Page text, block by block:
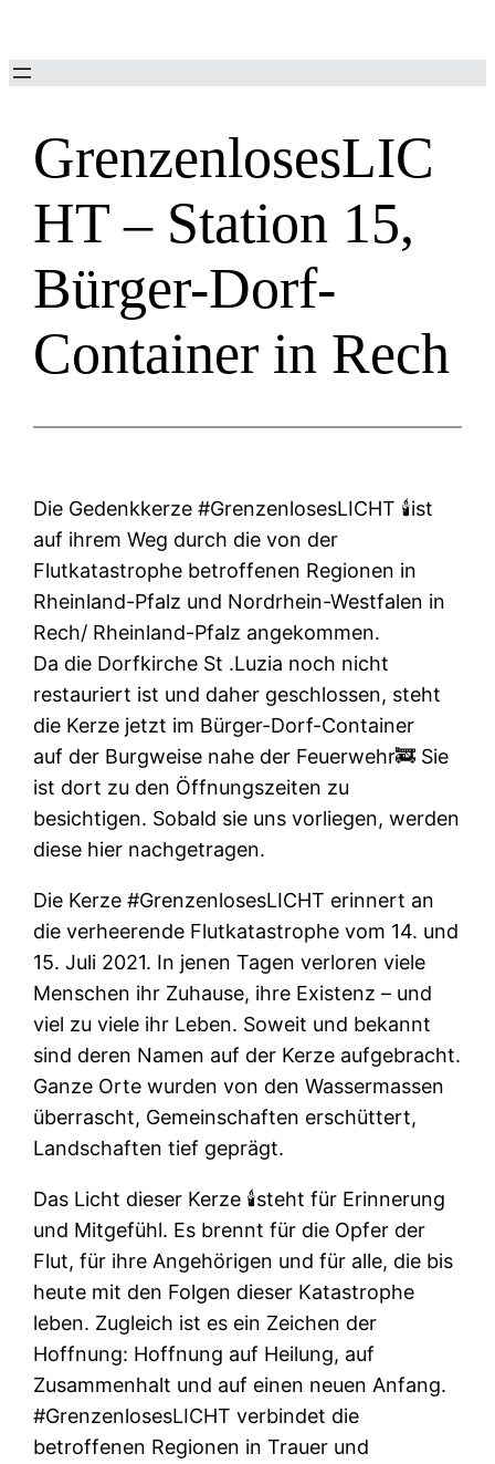
springen
GrenzenlosesLIC
HT – Station 15,
Bürger-Dorf-
Container in Rech
Die Gedenkkerze #GrenzenlosesLICHT 🕯️ist
auf ihrem Weg durch die von der
Flutkatastrophe betroffenen Regionen in
Rheinland-Pfalz und Nordrhein-Westfalen in
Rech/ Rheinland-Pfalz angekommen.
Da die Dorfkirche St .Luzia noch nicht
restauriert ist und daher geschlossen, steht
die Kerze jetzt im Bürger-Dorf-Container
auf der Burgweise nahe der Feuerwehr🚒 Sie
ist dort zu den Öffnungszeiten zu
besichtigen. Sobald sie uns vorliegen, werden
diese hier nachgetragen.
Die Kerze #GrenzenlosesLICHT erinnert an
die verheerende Flutkatastrophe vom 14. und
15. Juli 2021. In jenen Tagen verloren viele
Menschen ihr Zuhause, ihre Existenz – und
viel zu viele ihr Leben. Soweit und bekannt
sind deren Namen auf der Kerze aufgebracht.
Ganze Orte wurden von den Wassermassen
überrascht, Gemeinschaften erschüttert,
Landschaften tief geprägt.
Das Licht dieser Kerze 🕯️steht für Erinnerung
und Mitgefühl. Es brennt für die Opfer der
Flut, für ihre Angehörigen und für alle, die bis
heute mit den Folgen dieser Katastrophe
leben. Zugleich ist es ein Zeichen der
Hoffnung: Hoffnung auf Heilung, auf
Zusammenhalt und auf einen neuen Anfang.
#GrenzenlosesLICHT verbindet die
betroffenen Regionen in Trauer und